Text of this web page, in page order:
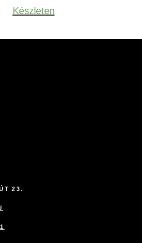
Készleten
23.